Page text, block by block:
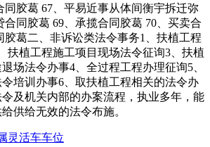
同胶葛 67、平易近事从体间衡宇拆迁弥
合同胶葛 69、承揽合同胶葛 70、买卖合
胶葛二、非诉讼类法令事务1、扶植工程
扶植工程施工项目现场法令征询3、扶植
场法令办事4、全过程工程办理征询5、
培训办事6、取扶植工程相关的法令办
及机关内部的办案流程，执业多年，能
供给无效的法令布施。
灵活车车位